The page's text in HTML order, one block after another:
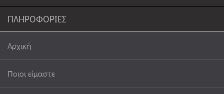
ΠΛΗΡΟΦΟΡΙΕΣ
Αρχική
Ποιοι είμαστε